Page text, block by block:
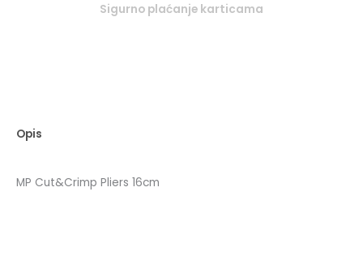
Sigurno plaćanje karticama
Opis
MP Cut&Crimp Pliers 16cm